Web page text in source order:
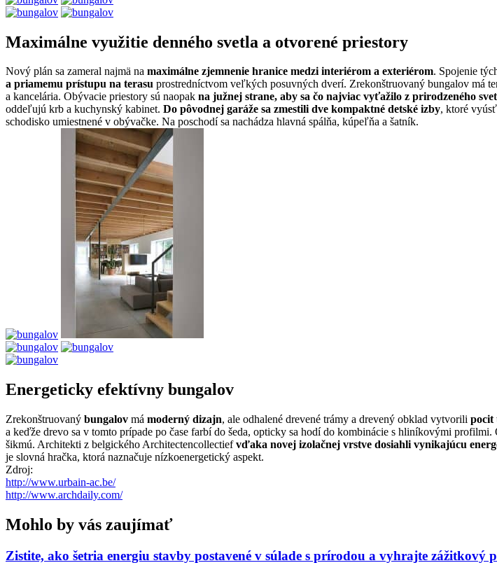
Maximálne využitie denného svetla a otvorené priestory
Nový plán sa zameral najmä na maximálne zjemnenie hranice medzi interiérom a exteriérom. Spojenie
a priamemu prístupu na terasu prostredníctvom veľkých posuvných dverí. Zrekonštruovaný bungalov má
a kancelária. Obývacie priestory sú naopak na južnej strane, aby sa čo najviac vyťažilo z prirodzeného
oddeľujú krb a kuchynský kabinet. Do pôvodnej garáže sa zmestili dve kompaktné detské izby, ktoré
schodisko umiestnené v obývačke. Na poschodí sa nachádza hlavná spálňa, kúpeľňa a šatník.
Energeticky efektívny bungalov
Zrekonštruovaný bungalov má moderný dizajn, ale odhalené drevené trámy a drevený obklad vytvorili pocit
a keďže drevo sa v tomto prípade po čase farbí do šeda, opticky sa hodí do kombinácie s hliníkovými
šikmú. Architekti z belgického Architectencollectiefvďaka novej izolačnej vrstve dosiahli vynikajúcu
je slovná hračka, ktorá naznačuje nízkoenergetický aspekt.
Zdroj:
http://www.urbain-ac.be/
http://www.archdaily.com/
Mohlo by vás zaujímať
Zistite, ako šetria energiu stavby postavené v súlade s prírodou a vyhrajte zážitkový